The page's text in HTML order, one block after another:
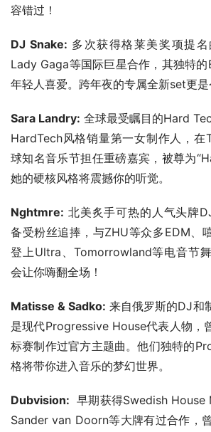
容错过！
DJ Snake: 多次获得格莱美奖项提
Lady Gaga等国际巨星合作，其独特
年轻人喜爱。跨年夜的专属全新set更是
Sara Landry: 全球最受瞩目的Hard
HardTech风格销量第一女制作人，
球知名音乐节担任重磅嘉宾，被尊为
她的硬核风格将震撼你的听觉。
Nghtmre: 北美炙手可热的人气头牌
备受粉丝追捧，与ZHU等众多EDM、
登上Ultra、Tomorrowland等电音节
会让你嗨翻全场！
Matisse & Sadko: 来自俄罗斯的DJ和
是现代Progressive House代表人物，
标赛制作过官方主题曲。他们独特的
格将带你进入音乐的梦幻世界。
Dubvision:
早期获得Swedish House
Sander van Doorn等大牌有过合作，